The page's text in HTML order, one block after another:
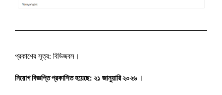
প্রকাশের সূত্র: বিডিজবস।
নিয়োগ বিজ্ঞপ্তি প্রকাশিত হয়েছে: ২১ জানুয়ারি ২০২৬।